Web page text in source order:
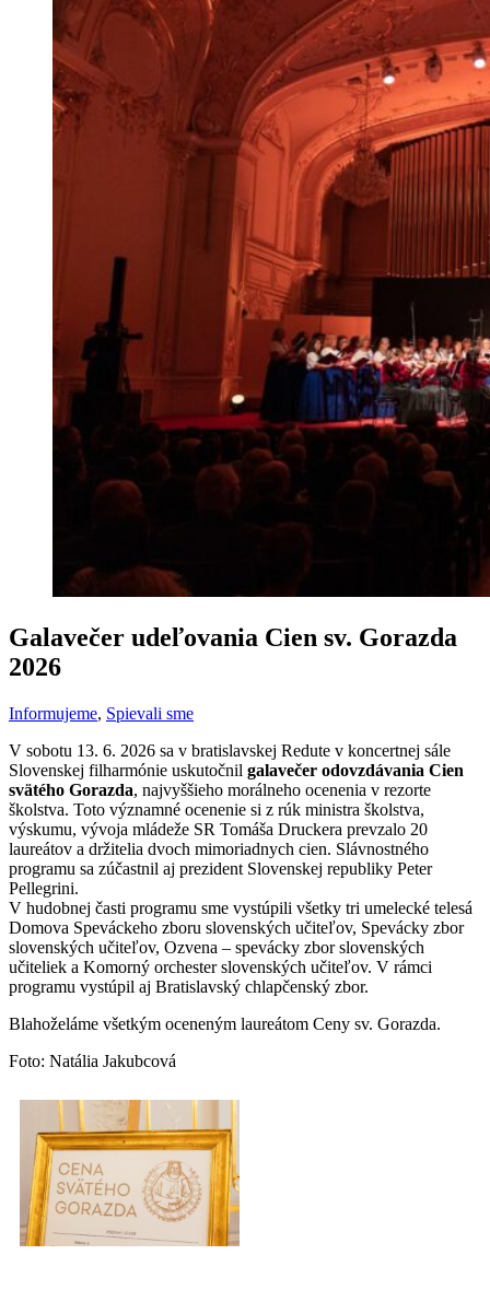
Galavečer udeľovania Cien sv. Gorazda
2026
Informujeme, Spievali sme
V sobotu 13. 6. 2026 sa v bratislavskej Redute v koncertnej sále
Slovenskej filharmónie uskutočnil galavečer odovzdávania Cien
svätého Gorazda, najvyššieho morálneho ocenenia v rezorte
školstva. Toto významné ocenenie si z rúk ministra školstva,
výskumu, vývoja mládeže SR Tomáša Druckera prevzalo 20
laureátov a držitelia dvoch mimoriadnych cien. Slávnostného
programu sa zúčastnil aj prezident Slovenskej republiky Peter
Pellegrini.
V hudobnej časti programu sme vystúpili všetky tri umelecké telesá
Domova Speváckeho zboru slovenských učiteľov, Spevácky zbor
slovenských učiteľov, Ozvena – spevácky zbor slovenských
učiteliek a Komorný orchester slovenských učiteľov. V rámci
programu vystúpil aj Bratislavský chlapčenský zbor.
Blahoželáme všetkým oceneným laureátom Ceny sv. Gorazda.
Foto: Natália Jakubcová